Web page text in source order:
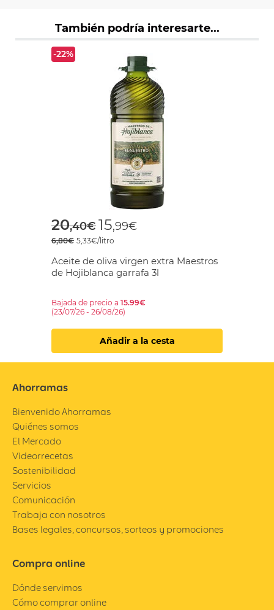
También podría interesarte...
-22%
Price reduced from
20,40€to
15,99€
6,80€ 5,33€/litro
Aceite de oliva virgen extra Maestros
de Hojiblanca garrafa 3l
Bajada de precio a 15.99€
(23/07/26 - 26/08/26)
Añadir a la cesta
Ahorramas
Bienvenido Ahorramas
Quiénes somos
El Mercado
Videorrecetas
Sostenibilidad
Servicios
Comunicación
Trabaja con nosotros
Bases legales, concursos, sorteos y promociones
Compra online
Dónde servimos
Cómo comprar online